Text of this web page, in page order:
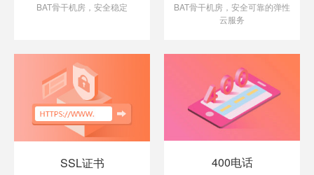
BAT骨干机房，安全稳定
BAT骨干机房，安全可靠的弹性
云服务
SSL证书 400电话